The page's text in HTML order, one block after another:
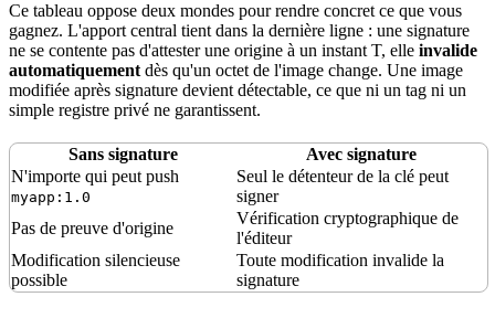
Ce tableau oppose deux mondes pour rendre concret ce que vous
gagnez. L'apport central tient dans la dernière ligne : une signature
ne se contente pas d'attester une origine à un instant T, elle invalide
automatiquementdès qu'un octet de l'image change. Une image
modifiée après signature devient détectable, ce que ni un tag ni un
simple registre privé ne garantissent.
Sans signature
Avec signature
N'importe qui peut push
myapp:1.0
Seul le détenteur de la clé peut
signer
Pas de preuve d'origine
Vérification cryptographique de
l'éditeur
Modification silencieuse
possible
Toute modification invalide la
signature